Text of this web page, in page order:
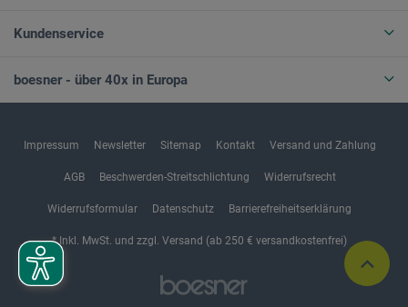
Kundenservice
boesner - über 40x in Europa
Impressum Newsletter Sitemap Kontakt Versand und Zahlung
AGB Beschwerden-Streitschlichtung Widerrufsrecht
Widerrufsformular Datenschutz Barrierefreiheitserklärung
* Inkl. MwSt. und zzgl. Versand (ab 250 € versandkostenfrei)